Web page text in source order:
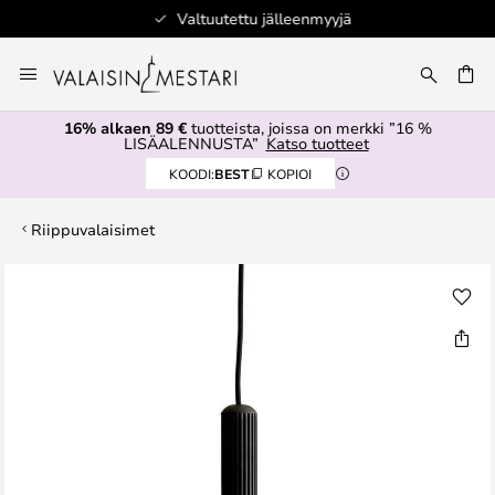
Valtuutettu jälleenmyyjä
to
Content
16% alkaen 89 €tuotteista, joissa on merkki ”16 %
LISÄALENNUSTA” Katso tuotteet
KOODI:BEST KOPIOI
Riippuvalaisimet